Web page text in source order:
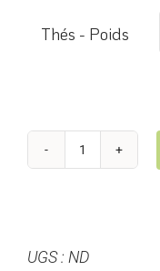
Thés - Poids
quantité
Cha
UGS : ND